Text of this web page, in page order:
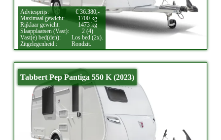
Adviesprijs:
€ 36.380,-
Maximaal gewicht:
1700 kg
Rijklaar gewicht:
1473 kg
Slaapplaatsen (Vast):
2 (4)
Vast(e) bed(den):
Los bed (2x).
Zitgelegenheid.:
Rondzit.
Tabbert Pep Pantiga 550 K (2023)